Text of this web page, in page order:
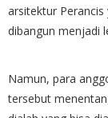
arsitektur
dibangun menjadi
Namun, para
tersebut